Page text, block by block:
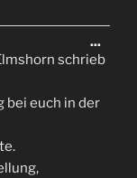
schrieb
bei euch in der
...Diese
ein-/